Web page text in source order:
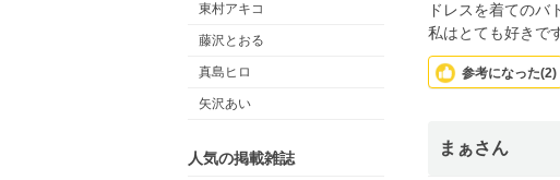
東村アキコ
藤沢とおる
真島ヒロ
矢沢あい
人気の掲載雑誌
ドレスを着てのバ
私はとても好きで
参考になった(2)
まぁさん